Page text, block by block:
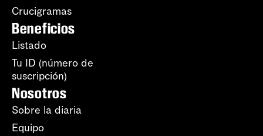
Crucigramas
Beneficios
Listado
Tu ID (número de
suscripción)
Nosotros
Sobre la diaria
Equipo